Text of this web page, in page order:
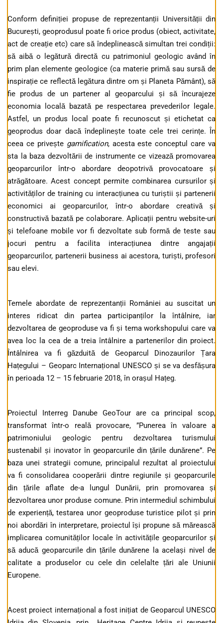
Conform definiției propuse de reprezentanții Universității din
București, geoprodusul poate fi orice produs (obiect, activitate,
act de creație etc) care să îndeplinească simultan trei condiții:
să aibă o legătură directă cu patrimoniul geologic având în
prim plan elemente geologice (ca materie primă sau sursă de
inspirație ce reflectă legătura dintre om și Planeta Pământ), să
fie produs de un partener al geoparcului și să încurajeze
economia locală bazată pe respectarea prevederilor legale.
Astfel, un produs local poate fi recunoscut și etichetat ca
geoprodus doar dacă îndeplinește toate cele trei cerințe. În
ceea ce privește gamification, acesta este conceptul care va
sta la baza dezvoltării de instrumente ce vizează promovarea
geoparcurilor într-o abordare deopotrivă provocatoare și
atrăgătoare. Acest concept permite combinarea cursurilor și
activităților de training cu interacțiunea cu turiștii și partenerii
economici ai geoparcurilor, într-o abordare creativă și
constructivă bazată pe colaborare. Aplicații pentru website-uri
și telefoane mobile vor fi dezvoltate sub formă de teste sau
jocuri pentru a facilita interacțiunea dintre angajații
geoparcurilor, partenerii business ai acestora, turiști, profesori
sau elevi.
Temele abordate de reprezentanții României au suscitat un
interes ridicat din partea participanților la întâlnire, iar
dezvoltarea de geoproduse va fi și tema workshopului care va
avea loc la cea de a treia întâlnire a partenerilor din proiect.
Întâlnirea va fi găzduită de Geoparcul Dinozaurilor Țara
Hațegului – Geoparc Internațional UNESCO și se va desfășura
în perioada 12 – 15 februarie 2018, în orașul Hațeg.
Proiectul Interreg Danube GeoTour are ca principal scop,
transformat într-o reală provocare, ”Punerea în valoare a
patrimoniului geologic pentru dezvoltarea turismului
sustenabil și inovator în geoparcurile din țările dunărene”. Pe
baza unei strategii comune, principalul rezultat al proiectului
va fi consolidarea cooperării dintre regiunile și geoparcurile
din țările aflate de-a lungul Dunării, prin promovarea și
dezvoltarea unor produse comune. Prin intermediul schimbului
de experiență, testarea unor geoproduse turistice pilot și prin
noi abordări în interpretare, proiectul își propune să mărească
implicarea comunităților locale în activitățile geoparcurilor și
să aducă geoparcurile din țările dunărene la același nivel de
calitate a produselor cu cele din celelalte țări ale Uniunii
Europene.
Acest proiect internațional a fost inițiat de Geoparcul UNESCO